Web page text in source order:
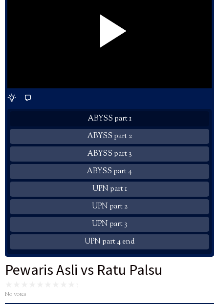
ABYSS part 1
ABYSS part 2
ABYSS part 3
ABYSS part 4
UPN part 1
UPN part 2
UPN part 3
UPN part 4 end
Pewaris Asli vs Ratu Palsu
No votes